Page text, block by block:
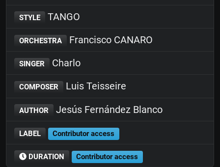
STYLE TANGO
ORCHESTRA Francisco CANARO
SINGER Charlo
COMPOSER Luis Teisseire
AUTHOR Jesús Fernández Blanco
LABEL Contributor access
DURATION Contributor access